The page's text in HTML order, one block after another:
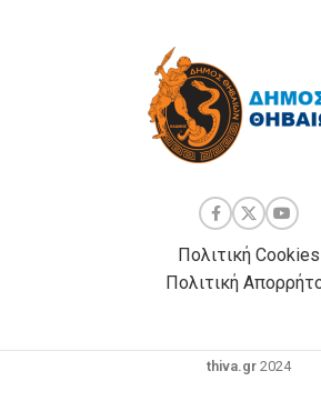
Πολιτική Cookies
Πολιτική
thiva.gr 2024